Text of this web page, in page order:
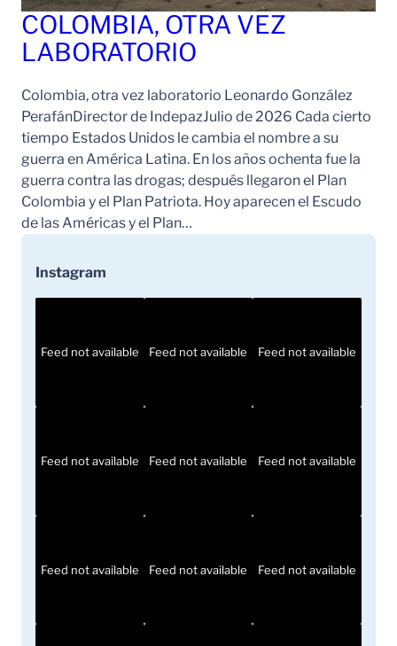
COLOMBIA, OTRA VEZ
LABORATORIO
Colombia, otra vez laboratorio Leonardo González
PerafánDirector de IndepazJulio de 2026 Cada cierto
tiempo Estados Unidos le cambia el nombre a su
guerra en América Latina. En los años ochenta fue la
guerra contra las drogas; después llegaron el Plan
Colombia y el Plan Patriota. Hoy aparecen el Escudo
de las Américas y el Plan…
Instagram
Feed not available Feed not available Feed not available
Feed not available Feed not available Feed not available
Feed not available Feed not available Feed not available